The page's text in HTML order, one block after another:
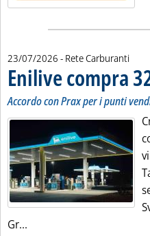
23/07/2026 - Rete Carburanti
Enilive compra
Accordo con Prax per i punti
Gr...